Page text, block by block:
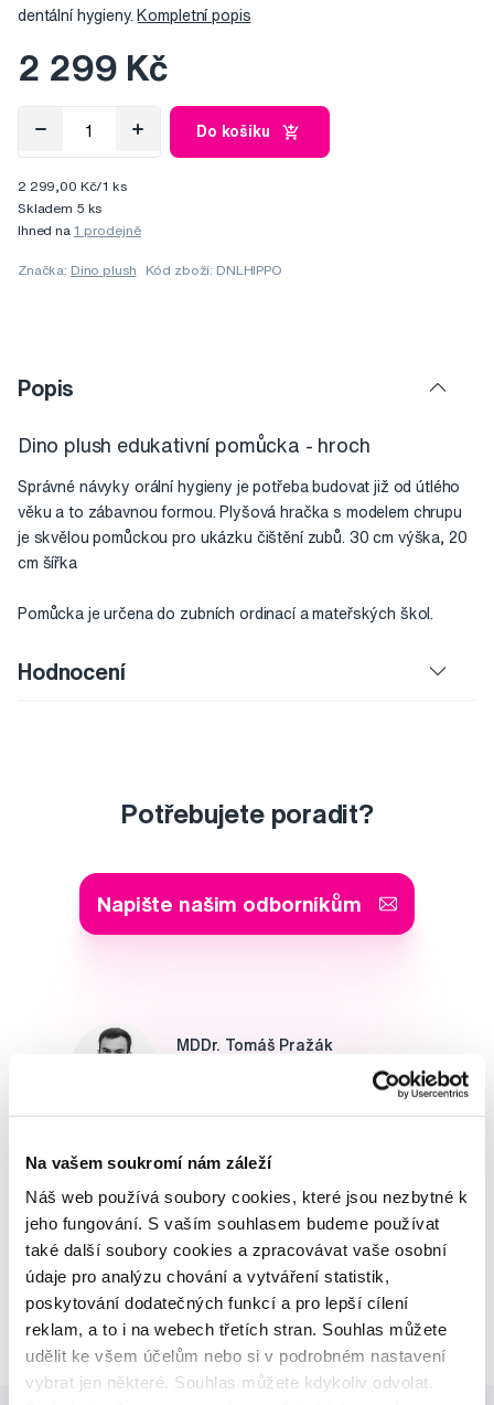
Na vašem soukromí nám záleží
Náš web používá soubory cookies, které jsou nezbytné k
jeho fungování. S vaším souhlasem budeme používat
také další soubory cookies a zpracovávat vaše osobní
údaje pro analýzu chování a vytváření statistik,
poskytování dodatečných funkcí a pro lepší cílení
reklam, a to i na webech třetích stran. Souhlas můžete
udělit ke všem účelům nebo si v podrobném nastavení
vybrat jen některé. Souhlas můžete kdykoliv odvolat.
dentální hygieny. Kompletní popis
2 299 Kč
Do košíku
2 299,00 Kč/1 ks
Skladem 5 ks
Ihned na 1 prodejně
Značka: Dino plush Kód zboží: DNLHIPPO
Popis
Dino plush edukativní pomůcka - hroch
Správné návyky orální hygieny je potřeba budovat již od útlého
věku a to zábavnou formou. Plyšová hračka s modelem chrupu
je skvělou pomůckou pro ukázku čištění zubů. 30 cm výška, 20
cm šířka
Pomůcka je určena do zubních ordinací a mateřských škol.
Hodnocení
Potřebujete poradit?
Napište našim odborníkům
MDDr. Tomáš Pražák
sortimentu
MUDr. Alžběta Smetanová
atestovaná lékařka
dermatovenerologie